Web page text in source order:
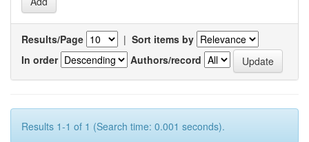
Results/Page | Sort items by
In order
Authors/record
Results 1-1 of 1 (Search time: 0.001 seconds).